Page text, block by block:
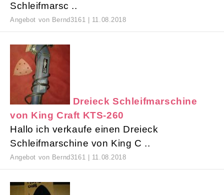
Schleifmarsc ..
Angebot von Bernd3161 | 11.08.2018
Dreieck Schleifmarschine
von King Craft KTS-260
Hallo ich verkaufe einen Dreieck
Schleifmarschine von King C ..
Angebot von Bernd3161 | 11.08.2018